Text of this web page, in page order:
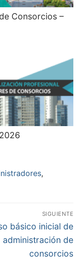
Consorcios –
,
SIGUIENTE
básico inicial de
administración de
consorcios